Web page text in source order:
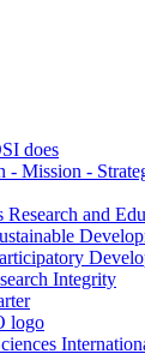
does
- Mission -
Research and
Integrity
logo